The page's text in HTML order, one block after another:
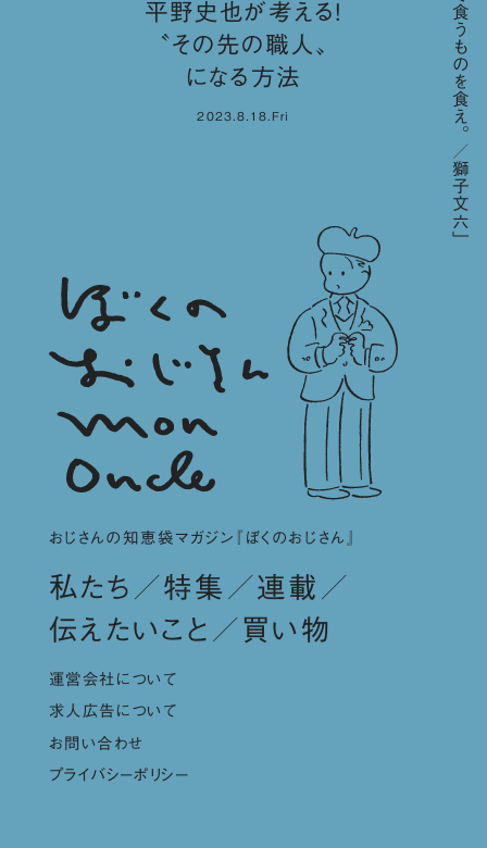
平野史也が考える！
〝その先の職人〟
になる方法
2023.8.18.Fri
おじさんの知恵袋マガジン『ぼくのおじさん』
私たち 特集
連載
伝えたいこと
買い物
運営会社について
求人広告について
お問い合わせ
プライバシーポリシー